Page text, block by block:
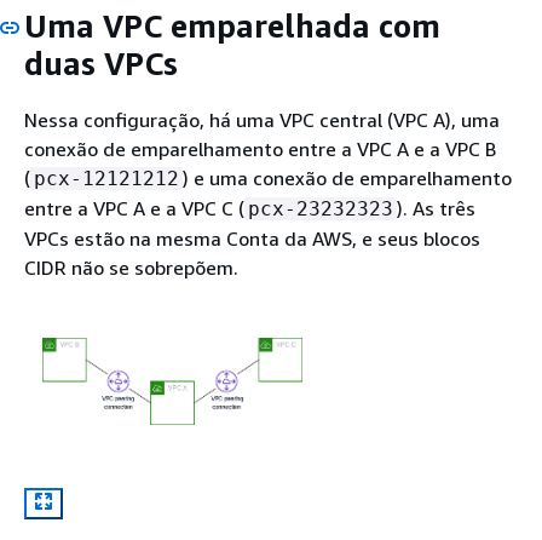
Uma VPC emparelhada com
duas VPCs
Nessa configuração, há uma VPC central (VPC A), uma
conexão de emparelhamento entre a VPC A e a VPC B
( pcx-12121212 ) e uma conexão de emparelhamento
entre a VPC A e a VPC C ( pcx-23232323 ). As três
VPCs estão na mesma Conta da AWS, e seus blocos
CIDR não se sobrepõem.